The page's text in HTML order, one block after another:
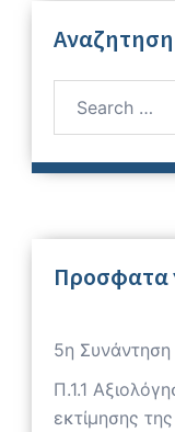
Αναζητηση
Προσφατα
5η Συνάντηση
Π.1.1
εκτίμησης